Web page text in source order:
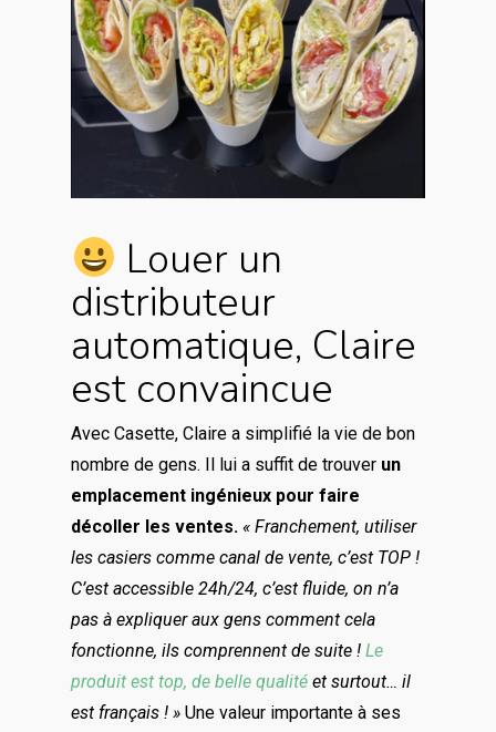
Louer un
distributeur
automatique, Claire
est convaincue
Avec Casette, Claire a simplifié la vie de bon
nombre de gens. Il lui a suffit de trouver un
emplacement ingénieux pour faire
décoller les ventes. « Franchement, utiliser
les casiers comme canal de vente, c’est TOP !
C’est accessible 24h/24, c’est fluide, on n’a
pas à expliquer aux gens comment cela
fonctionne, ils comprennent de suite ! Le
produit est top, de belle qualité et surtout… il
est français ! » Une valeur importante à ses